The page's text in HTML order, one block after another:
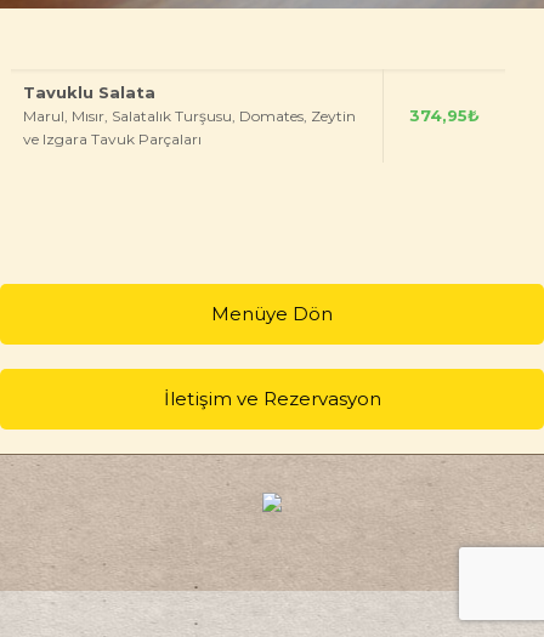
Tavuklu Salata
Marul, Mısır, Salatalık Turşusu, Domates, Zeytin
ve Izgara Tavuk Parçaları
374,95₺
Menüye Dön
İletişim ve Rezervasyon